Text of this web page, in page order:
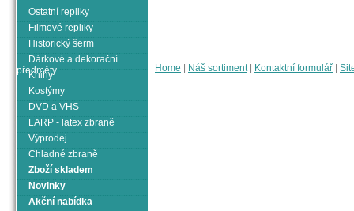
Home Náš sortiment| Kontaktní formulář
Ostatní repliky
Filmové repliky
Historický šerm
Dárkové a dekorační
předměty
Knihy
Kostýmy
DVD a VHS
LARP - latex zbraně
Výprodej
Chladné zbraně
Zboží skladem
Novinky
Akční nabídka